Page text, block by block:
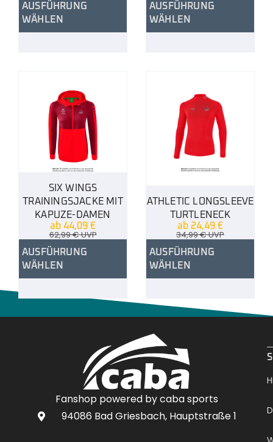
AUSFÜHRUNG
WÄHLEN
AUSFÜHRUNG
WÄHLEN
SIX WINGS
TRAININGSJACKE MIT
KAPUZE-DAMEN
ab 44,09 €
62,99€UVP
AUSFÜHRUNG
WÄHLEN
ATHLETIC LONGSLEEVE
TURTLENECK
ab 24,49 €
34,99€UVP
AUSFÜHRUNG
WÄHLEN
Fanshop powered by caba sports
94086 Bad Griesbach, Hauptstraße 1